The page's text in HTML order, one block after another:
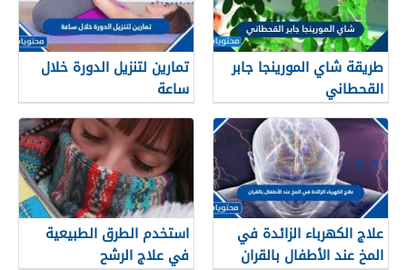
طريقة شاي المورينجا جابر
القحطاني
تمارين لتنزيل الدورة خلال
ساعة
علاج الكهرباء الزائدة في
المخ عند الأطفال بالقران
استخدم الطرق الطبيعية
في علاج الرشح